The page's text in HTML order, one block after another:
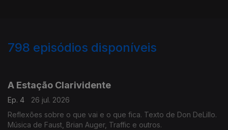
798 episódios disponíveis
A Estação Clarividente
Ep. 4
26 jul. 2026
Reflexões sobre o que vai e o que fica. Texto de Don DeLillo.
Música de Faust, Brian Auger, Traffic e outros.